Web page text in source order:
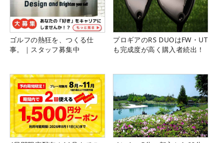
ゴルフの熱狂を、つくる仕
事。｜スタッフ募集中
プロギアのRS DUOはFW・UT
も完成度が高く購入者続出！